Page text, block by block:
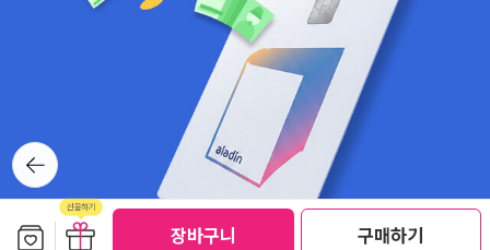
선물하기 장바구니 구매하기
지중지하는 저자의 애정이 글에서 흠씬 묻어났다. 와인에 대한 애정
과 지식이 이토록 지적일 수 있다니.
뒤로가
기